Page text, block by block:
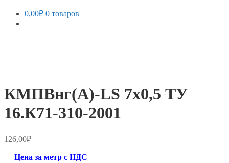
0,00₽ 0 товаров
КМПВнг(А)-LS 7х0,5 ТУ
16.К71-310-2001
126,00₽
Цена за метр с НДС